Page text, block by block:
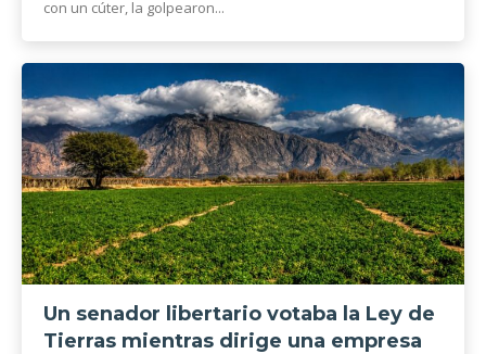
con un cúter, la golpearon...
Un senador libertario votaba la Ley de
Tierras mientras dirige una empresa